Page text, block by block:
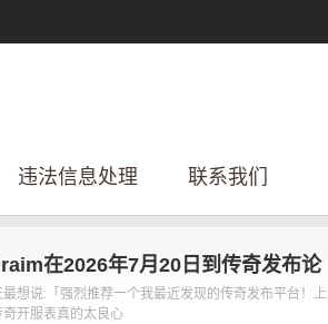
违法信息处理 联系我们
在2026年7月20日到传奇发布论
最想说:「强烈推荐一个我最近发现的传奇发布平台！上
奇开服表真的太良心